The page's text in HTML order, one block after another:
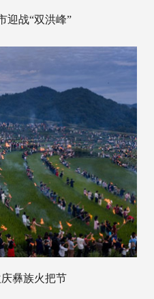
迎战“双洪峰”
彝族火把节